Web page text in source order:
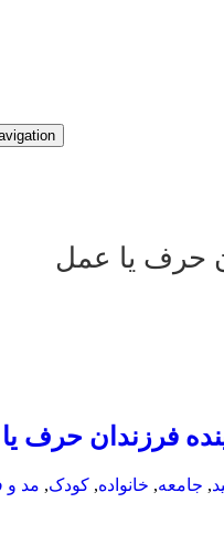
حرف یا عمل
فرزندان حرف
, جامعه, خانواده, کودک, مد